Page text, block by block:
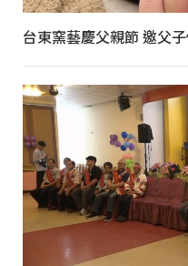
台東窯藝慶父親節 邀父